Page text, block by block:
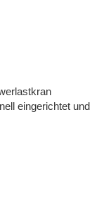
eingerichtet und